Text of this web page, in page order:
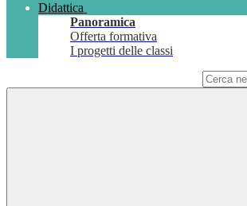
Didattica
Panoramica
Offerta formativa
I progetti delle classi